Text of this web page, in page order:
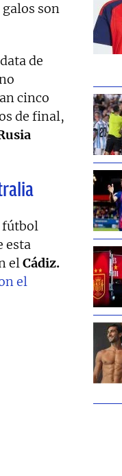
son
de
cinco
de final,
fútbol
esta
elCádiz.
el